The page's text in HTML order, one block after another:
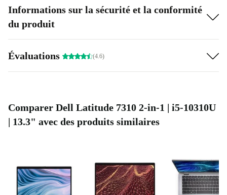
Informations sur la sécurité et la conformité
du produit
Évaluations (4.6)
Comparer Dell Latitude 7310 2-in-1 | i5-10310U
| 13.3" avec des produits similaires